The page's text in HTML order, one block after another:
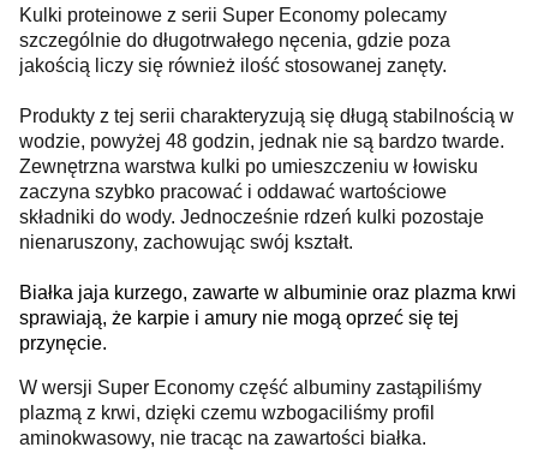
Kulki proteinowe z serii Super Economy polecamy
szczególnie do długotrwałego nęcenia, gdzie poza
jakością liczy się również ilość stosowanej zanęty.
Produkty z tej serii charakteryzują się długą stabilnością w
wodzie, powyżej 48 godzin, jednak nie są bardzo twarde.
Zewnętrzna warstwa kulki po umieszczeniu w łowisku
zaczyna szybko pracować i oddawać wartościowe
składniki do wody. Jednocześnie rdzeń kulki pozostaje
nienaruszony, zachowując swój kształt.
Białka jaja kurzego, zawarte w albuminie oraz plazma krwi
sprawiają, że karpie i amury nie mogą oprzeć się tej
przynęcie.
W wersji Super Economy część albuminy zastąpiliśmy
plazmą z krwi, dzięki czemu wzbogaciliśmy profil
aminokwasowy, nie tracąc na zawartości białka.